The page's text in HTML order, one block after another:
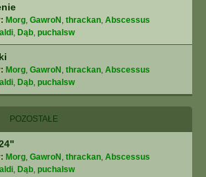
Morg, GawroN , thrackan, Abscessus
, Dąb, puchalsw
Morg, GawroN , thrackan, Abscessus
, Dąb, puchalsw
POZOSTAŁE
Morg, GawroN , thrackan, Abscessus
, Dąb, puchalsw